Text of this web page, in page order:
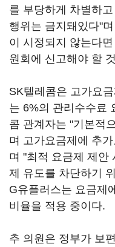
를 부당하게 차별하
행위는 금지돼있다"
이 시정되지 않는다
원회에 신고해야 할
SK텔레콤은 고가요
는 6%의 관리수수료
콤 관계자는 "기본적
며 고가요금제에 추
며 "최적 요금제 제안
제 유도를 차단하기
G유플러스는 요금제
비율을 적용 중이다.
추 의원은 정부가 보